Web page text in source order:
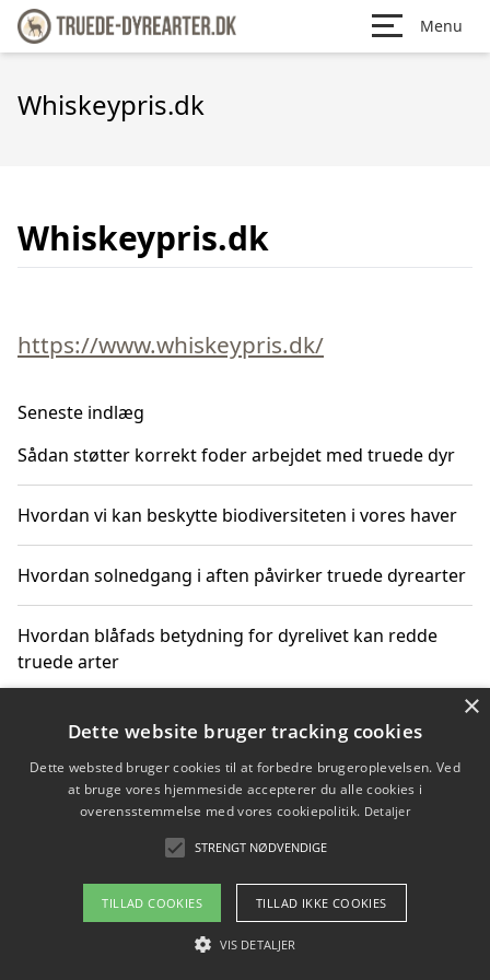
Menu
Whiskeypris.dk
Whiskeypris.dk
https://www.whiskeypris.dk/
Seneste indlæg
Sådan støtter korrekt foder arbejdet med truede dyr
Hvordan vi kan beskytte biodiversiteten i vores haver
Hvordan solnedgang i aften påvirker truede dyrearter
Hvordan blåfads betydning for dyrelivet kan redde
truede arter
Hvordan kan gaver til unge voksne støtte bevarelsen
Copyright 2026 - Pilanto Aps
Om / kontakt
Blog Betingelser
×
Dette website bruger tracking cookies
Dette websted bruger cookies til at forbedre brugeroplevelsen. Ved
at bruge vores hjemmeside accepterer du alle cookies i
overensstemmelse med vores cookiepolitik. Detaljer
STRENGT NØDVENDIGE
TILLAD COOKIES TILLAD IKKE COOKIES
VIS DETALJER